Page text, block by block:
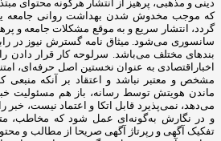
دینی و مذهبی، پرهیز از انتشار هرگونه محتوای
که موجب مخدوش شدن بهداشت روانی جامعه یا
گردد، انتشار سریع و به‌ موقع مشکلات جامعه و
سانسوری می‌شود. میثاق نامه گسترش نیوز در
بندهای مختلف می‌باشد. سرلوحه کار قرار
اخباراقتصادی به ‌عنوان نخستین اصل حرفه‌ای،
مشخص و معتبر نباشد و اعتقاد بر آنکه
ماندن هویتش توسط رسانه، باز هم مسئولیت
می‌دهد، نمی‌پذیرد قابل اتکا و اعتماد نیست، خبر
و در نگارش به‌گونه‌ای عمل شود که مخاطب،
تفکیک آگهی و رپرتاژ آگهی صریحا از مطالب و